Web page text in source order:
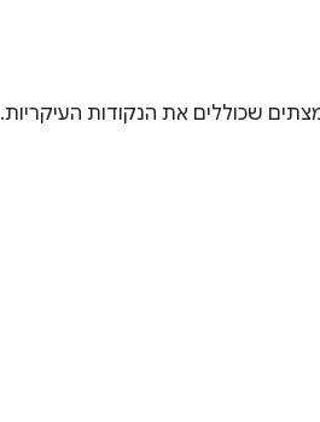
שכוללים את הנקודות העיקריות.